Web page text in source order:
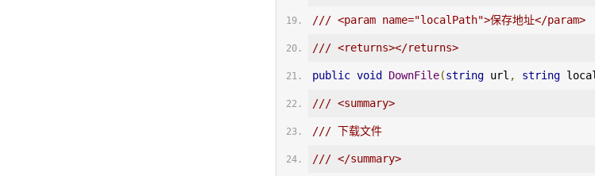
/// <param name="localPath">保存地址</param>
/// <returns></returns>
public void DownFile(string url , string
/// <summary>
/// 下载文件
/// </summary>